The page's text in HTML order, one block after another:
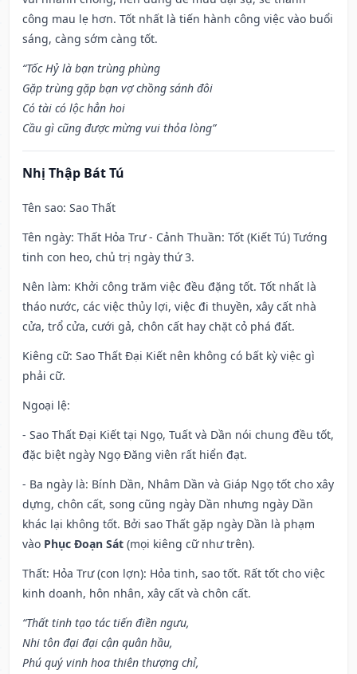
công mau lẹ hơn. Tốt nhất là tiến hành công việc vào buổi
sáng, càng sớm càng tốt.
“Tốc Hỷ là bạn trùng phùng
Gặp trùng gặp bạn vợ chồng sánh đôi
Có tài có lộc hẳn hoi
Cầu gì cũng được mừng vui thỏa lòng”
Nhị Thập Bát Tú
Tên sao: Sao Thất
Tên ngày: Thất Hỏa Trư - Cảnh Thuần: Tốt (Kiết Tú) Tướng
tinh con heo, chủ trị ngày thứ 3.
Nên làm: Khởi công trăm việc đều đặng tốt. Tốt nhất là
tháo nước, các việc thủy lợi, việc đi thuyền, xây cất nhà
cửa, trổ cửa, cưới gả, chôn cất hay chặt cỏ phá đất.
Kiêng cữ: Sao Thất Đại Kiết nên không có bất kỳ việc gì
phải cữ.
Ngoại lệ:
- Sao Thất Đại Kiết tại Ngọ, Tuất và Dần nói chung đều tốt,
đặc biệt ngày Ngọ Đăng viên rất hiển đạt.
- Ba ngày là: Bính Dần, Nhâm Dần và Giáp Ngọ tốt cho xây
dựng, chôn cất, song cũng ngày Dần nhưng ngày Dần
khác lại không tốt. Bởi sao Thất gặp ngày Dần là phạm
vào Phục Đoạn Sát (mọi kiêng cữ như trên).
Thất: Hỏa Trư (con lợn): Hỏa tinh, sao tốt. Rất tốt cho việc
kinh doanh, hôn nhân, xây cất và chôn cất.
“Thất tinh tạo tác tiến điền ngưu,
Nhi tôn đại đại cận quân hầu,
Phú quý vinh hoa thiên thượng chỉ,